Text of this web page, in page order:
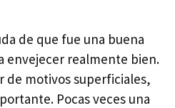
de que fue una buena
envejecer realmente bien.
de motivos superficiales,
Pocas veces una